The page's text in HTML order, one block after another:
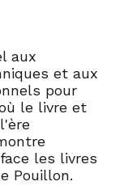
aux
et aux
pour
le livre et
les livres
Pouillon.